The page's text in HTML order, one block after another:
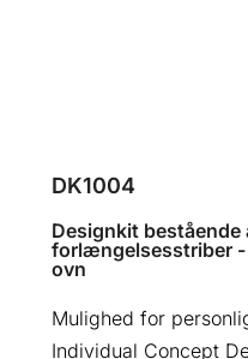
DK1004
Designkit bestående
forlængelsesstriber
ovn
Mulighed for
Individual Concept